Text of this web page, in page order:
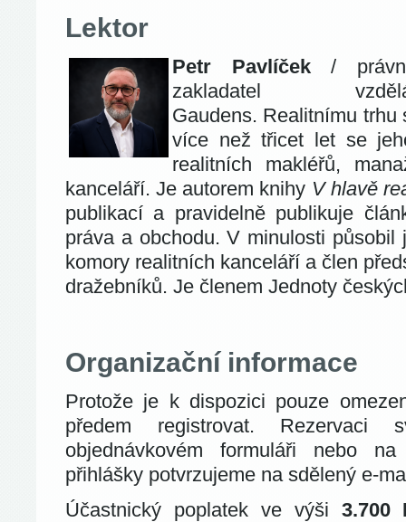
Lektor
Petr Pavlíček/
zakladatel
Gaudens. Realitnímu
více než třicet let se
realitních makléřů,
kanceláří. Je autorem knihy V hlavě
publikací a pravidelně publikuje
práva a obchodu. V minulosti působil
komory realitních kanceláří a člen
dražebníků. Je členem Jednoty
Organizační informace
Protože je k dispozici pouze
předem registrovat.
objednávkovém formuláři nebo
přihlášky potvrzujeme na sdělený e-
Účastnický poplatek ve výši 3.700